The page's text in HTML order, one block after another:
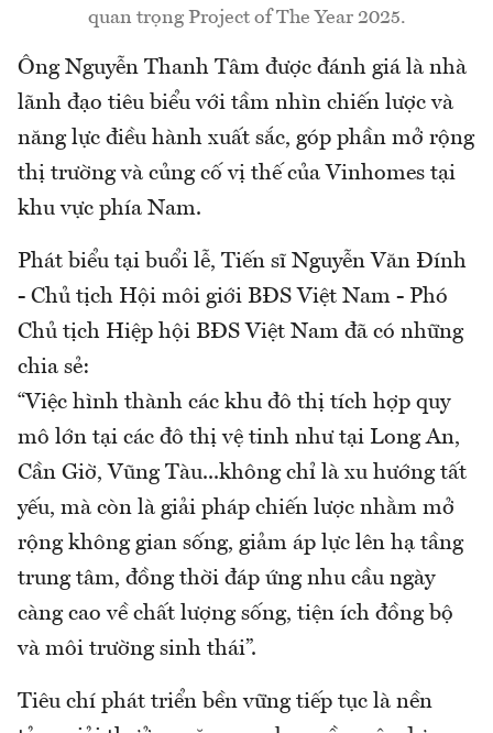
quan trọng Project of The Year 2025.
Ông Nguyễn Thanh Tâm được đánh giá là nhà
lãnh đạo tiêu biểu với tầm nhìn chiến lược và
năng lực điều hành xuất sắc, góp phần mở rộng
thị trường và củng cố vị thế của Vinhomes tại
khu vực phía Nam.
Phát biểu tại buổi lễ, Tiến sĩ Nguyễn Văn Đính
- Chủ tịch Hội môi giới BĐS Việt Nam - Phó
Chủ tịch Hiệp hội BĐS Việt Nam đã có những
chia sẻ:
“Việc hình thành các khu đô thị tích hợp quy
mô lớn tại các đô thị vệ tinh như tại Long An,
Cần Giờ, Vũng Tàu...không chỉ là xu hướng tất
yếu, mà còn là giải pháp chiến lược nhằm mở
rộng không gian sống, giảm áp lực lên hạ tầng
trung tâm, đồng thời đáp ứng nhu cầu ngày
càng cao về chất lượng sống, tiện ích đồng bộ
và môi trường sinh thái”.
Tiêu chí phát triển bền vững tiếp tục là nền